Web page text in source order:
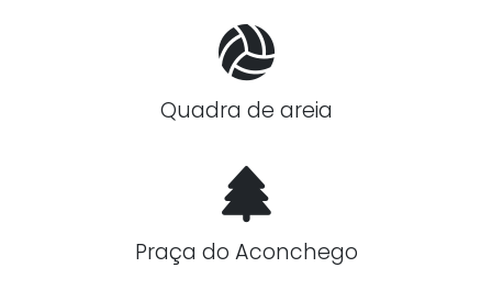
Quadra de areia
Praça do Aconchego